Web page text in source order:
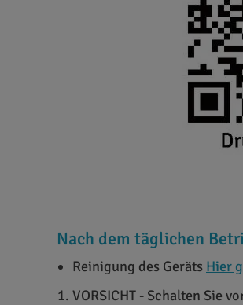
Nach dem täglichen
Reinigung des Geräts Hier
VORSICHT - Schalten Sie